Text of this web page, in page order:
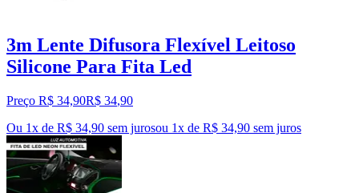
3m Lente Difusora Flexível Leitoso
Silicone Para Fita Led
Preço R$ 34,90R$ 34,90
Ou 1x de R$ 34,90 sem jurosou 1x de R$ 34,90 sem juros